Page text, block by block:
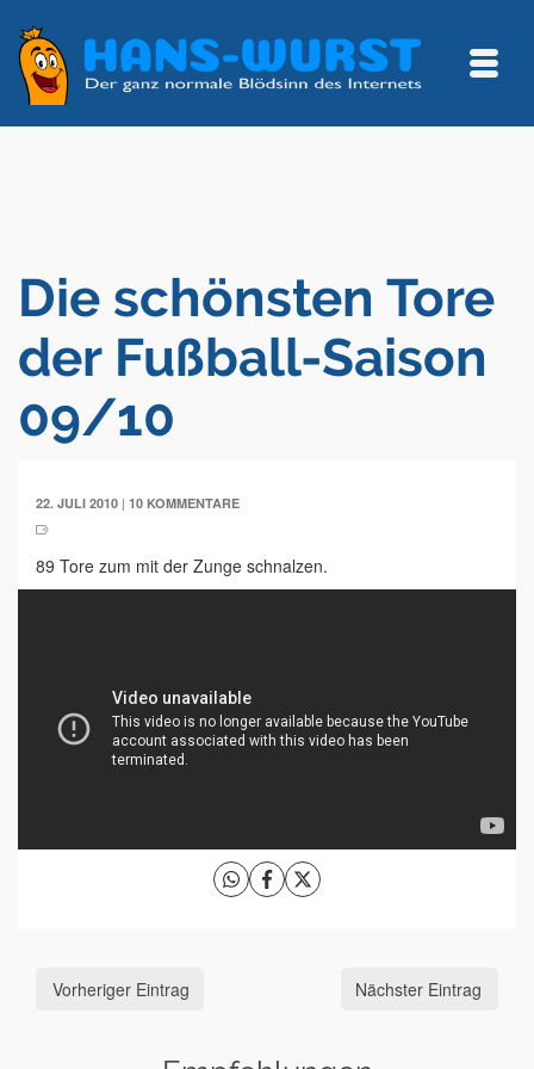
Die schönsten Tore
der Fußball-Saison
09/10
22. JULI 2010 | 10 KOMMENTARE
89 Tore zum mit der Zunge schnalzen.
Vorheriger Eintrag Nächster Eintrag